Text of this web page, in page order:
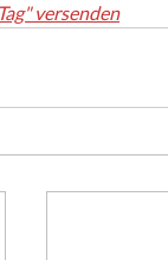
versenden